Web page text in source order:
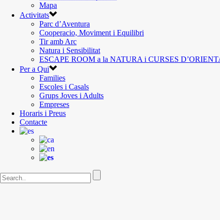
Mapa
Activitats
Parc d’Aventura
Cooperacio, Moviment i Equilibri
Tir amb Arc
Natura i Sensibilitat
ESCAPE ROOM a la NATURA i CURSES
Per a Qui
Families
Escoles i Casals
Grups Joves i Adults
Empreses
Horaris i Preus
Contacte